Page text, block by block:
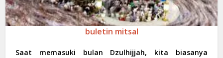
buletin mitsal
Saat memasuki bulan Dzulhijjah, kita biasanya